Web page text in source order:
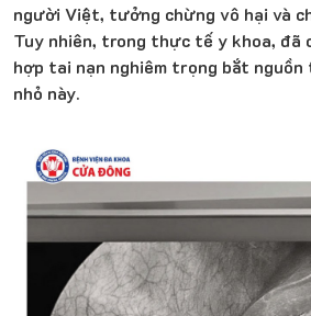
người Việt, tưởng chừng vô hại và
Tuy nhiên, trong thực tế y khoa,
hợp tai nạn nghiêm trọng bắt
nhỏ này.